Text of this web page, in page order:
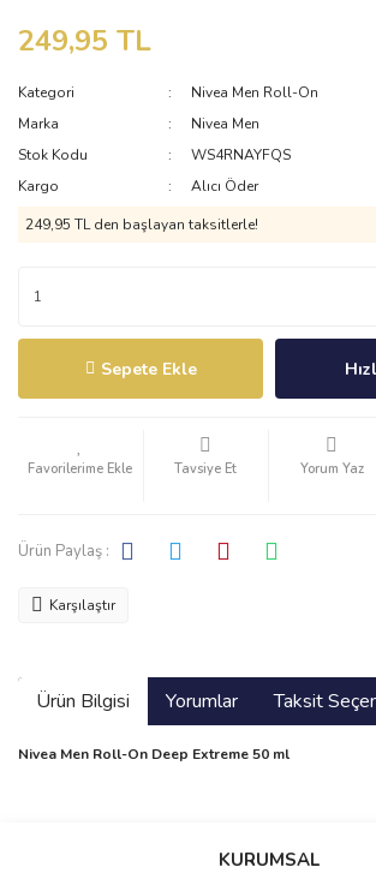
249,95 TL
Kategori
Nivea Men Roll-On
Marka
Nivea Men
Stok Kodu
WS4RNAYFQS
Kargo
Alıcı Öder
249,95 TL den başlayan taksitlerle!
Sepete Ekle
Tavsiye Et Yorum Yaz
Ürün Paylaş :
Karşılaştır
Ürün Bilgisi Yorumlar Taksit
Nivea Men Roll-On Deep Extreme 50 ml
Bu ürüne ilk yorumu siz yapın!
KURUMSAL